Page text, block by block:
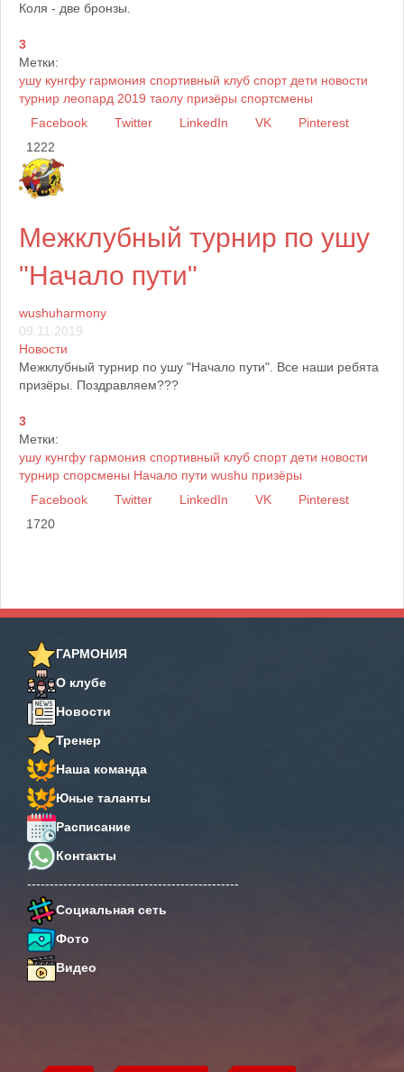
Коля - две бронзы.
3
Метки:
ушу кунгфу гармония спортивный клуб спорт дети новости
турнир леопард 2019 таолу призёры спортсмены
Facebook
Twitter LinkedIn VK
Pinterest
1222
Межклубный турнир по ушу
"Начало пути"
wushuharmony
09.11.2019
Новости
Межклубный турнир по ушу "Начало пути". Все наши ребята
призёры. Поздравляем???
3
Метки:
ушу кунгфу гармония спортивный клуб спорт дети новости
турнир спорсмены Начало пути wushu призёры
Facebook
Twitter LinkedIn VK
Pinterest
1720
ГАРМОНИЯ
О клубе
Новости
Тренер
Наша команда
Юные таланты
Расписание
Контакты
-----------------------------------------------
Социальная сеть
Фото
Видео